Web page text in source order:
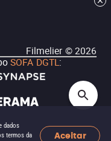
dados
termos da
Aceitar
Filmelier ©2026
SOFA DGTL: